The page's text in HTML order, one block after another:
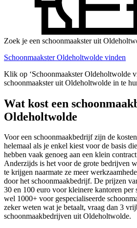
Zoek je een schoonmaakster uit
Schoonmaakster Oldeholtwolde vinden
Klik op ‘Schoonmaakster Oldeholtwolde
schoonmaakster uit Oldeholtwolde in te
Wat kost een
Oldeholtwolde
Voor een schoonmaakbedrijf zijn de
helemaal als je enkel kiest voor de basis
hebben vaak genoeg aan een klein
Anderzijds is het voor de grote bedrijven
te krijgen naarmate ze meer
door het schoonmaakbedrijf. De prijzen
30 en 100 euro voor kleinere kantoren per
wel 1000+ voor gespecialiseerde
zeker weten wat je betaalt, vraag dan 3
schoonmaakbedrijven uit Oldeholtwolde.